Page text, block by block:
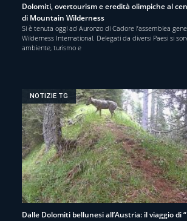
Dolomiti, overtourism e eredità olimpiche al
di Mountain Wilderness
Si è tenuta oggi ad Auronzo di Cadore l’assemblea
Wilderness International. Delegati da diversi Paesi si
ambiente, turismo e
NOTIZIE TG
Dalle Dolomiti bellunesi all’Austria: il viaggio di